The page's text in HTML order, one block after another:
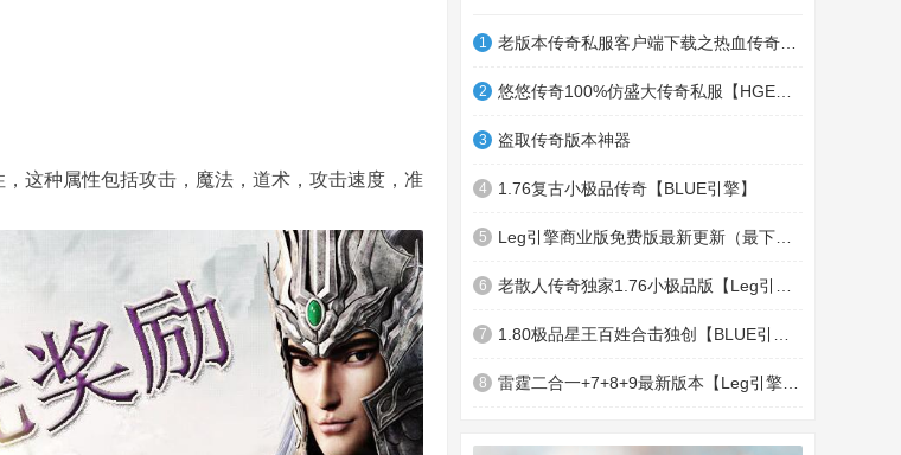
这种属性包括攻击，魔法，道术，攻击速度，准
1
2
3 盗取传奇版本神器
4 1.76复古小极品传奇【BLUE引擎】
5
6
7
8